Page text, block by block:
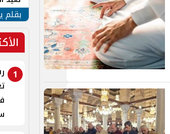
الأمن
بقلم
1